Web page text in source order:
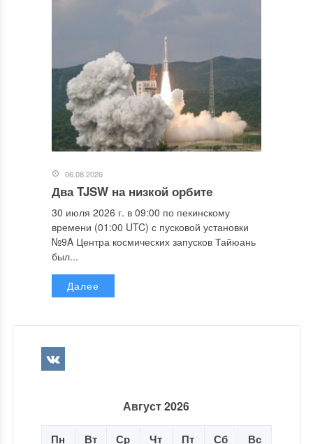
06.08.2026
Два TJSW на низкой орбите
30 июля 2026 г. в 09:00 по пекинскому
времени (01:00 UTC) с пусковой установки
№9A Центра космических запусков Тайюань
был...
Далее
Август 2026
Пн Вт Ср Чт Пт Сб Вс